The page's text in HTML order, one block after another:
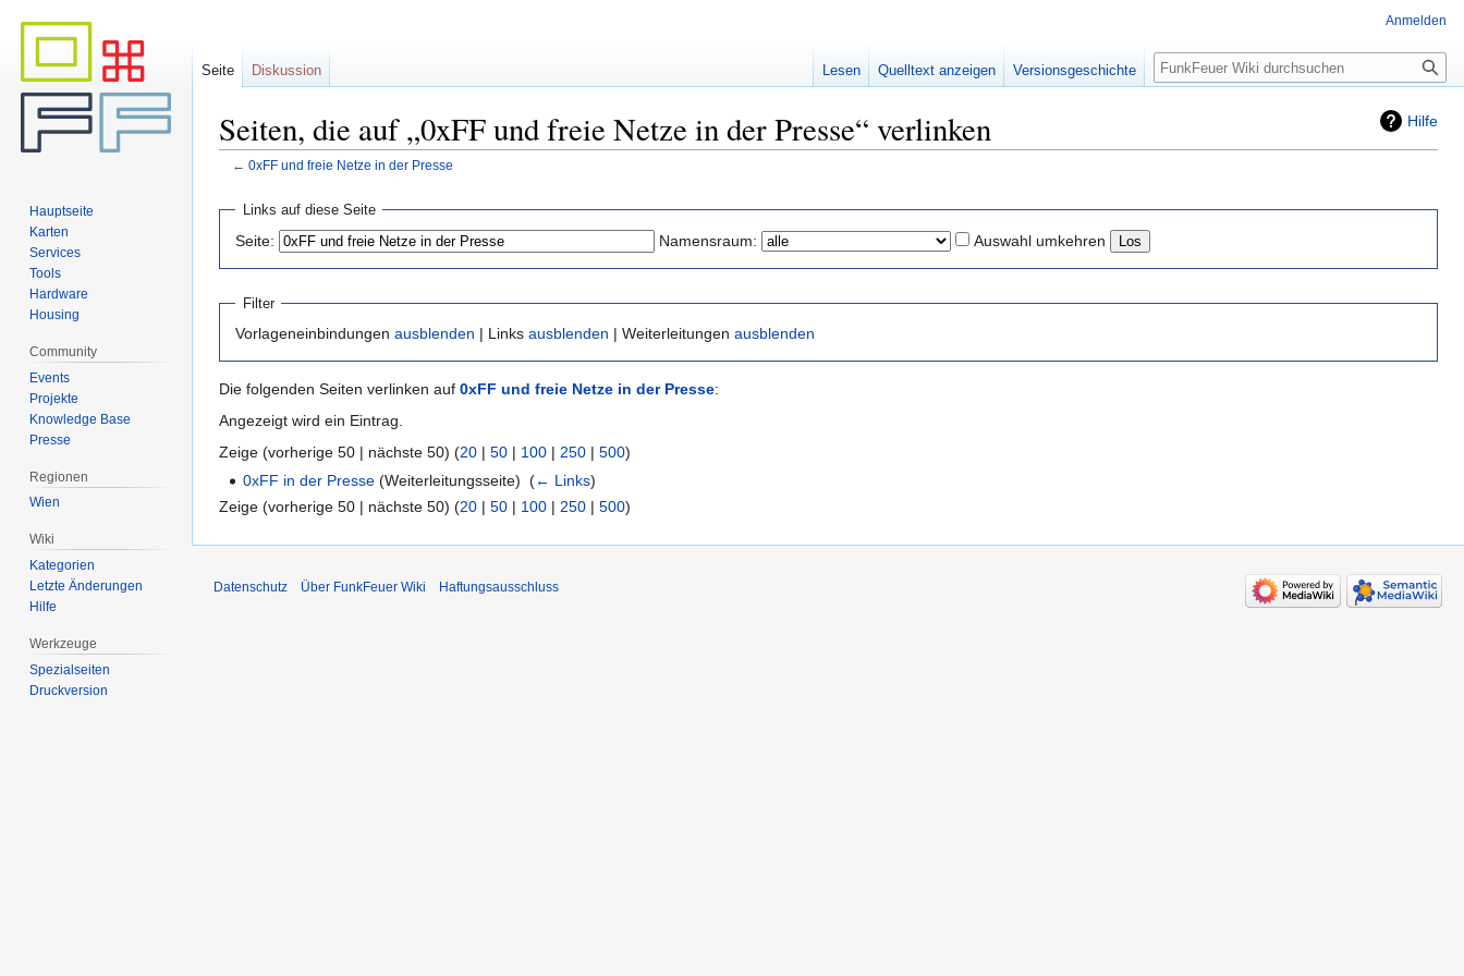
Hilfe
Seiten, die auf „0xFF und freie Netze in der Presse“ verlinken
← 0xFF und freie Netze in der Presse
Navigation
springen
springen
Links auf diese Seite
Seite: Namensraum: Auswahl umkehren
Filter
Vorlageneinbindungen ausblenden | Links ausblenden | Weiterleitungen ausblenden
Die folgenden Seiten verlinken auf 0xFF und freie Netze in der Presse:
Angezeigt wird ein Eintrag.
Zeige (vorherige 50 | nächste 50) (20 | 50 | 100 | 250 | 500)
0xFF in der Presse (Weiterleitungsseite) ‎(← Links)
Zeige (vorherige 50 | nächste 50) (20 | 50 | 100 | 250 | 500)
Anmelden
Seite Diskussion Lesen Quelltext anzeigen Versionsgeschichte
Suche
Hauptseite
Karten
Services
Tools
Hardware
Housing
Community
Events
Projekte
Knowledge Base
Presse
Regionen
Wien
Wiki
Kategorien
Letzte Änderungen
Hilfe
Werkzeuge
Spezialseiten
Druckversion
Datenschutz Über FunkFeuer Wiki Haftungsausschluss